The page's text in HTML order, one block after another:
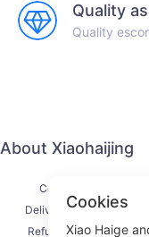
Quality
Quality
About Xiaohaijing
Contact Us
Delivery Process
Refund Process
Cookies
Xiao Haige